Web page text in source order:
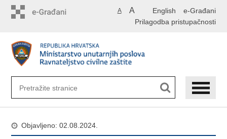
English e-Građani
A A
Prilagodba pristupačnosti
Objavljeno: 02.08.2024.